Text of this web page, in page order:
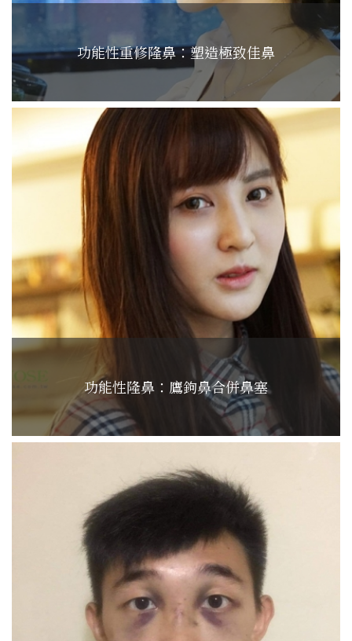
功能性重修隆鼻：塑造極致佳鼻
功能性隆鼻：鷹鉤鼻合併鼻塞